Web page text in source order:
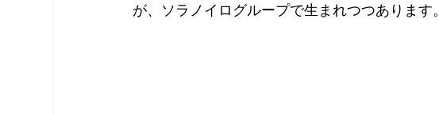
が、ソラノイログループで生まれつつあります。